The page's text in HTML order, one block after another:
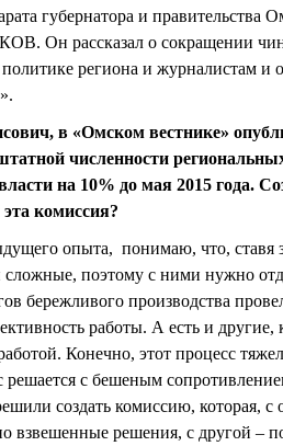
губернатора и правительства
рассказал о сокращении
региона и журналистам и
в «Омском вестнике»
численности
на 10% до мая 2015 года.
эта комиссия?
опыта, понимаю, что, ставя
поэтому с ними нужно
бережливого производства
работы. А есть и
Конечно, этот процесс
решается с бешеным
создать комиссию, которая, с
взвешенные решения, с другой –